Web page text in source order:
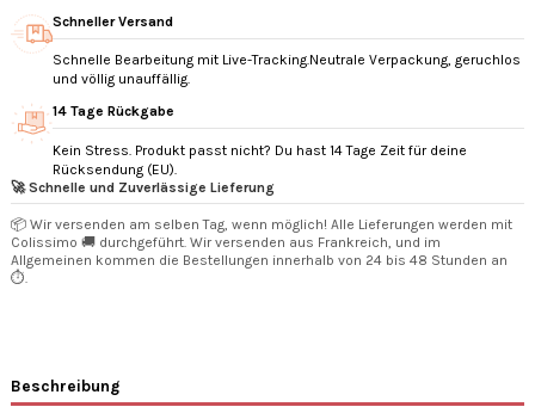
Schneller Versand
Schnelle Bearbeitung mit Live-Tracking.Neutrale Verpackung, geruchlos
und völlig unauffällig.
14 Tage Rückgabe
Kein Stress. Produkt passt nicht? Du hast 14 Tage Zeit für deine
Rücksendung (EU).
🚀 Schnelle und Zuverlässige Lieferung
📦 Wir versenden am selben Tag, wenn möglich! Alle Lieferungen werden mit
Colissimo 🚚 durchgeführt. Wir versenden aus Frankreich, und im
Allgemeinen kommen die Bestellungen innerhalb von 24 bis 48 Stunden an
⏱️.
Beschreibung